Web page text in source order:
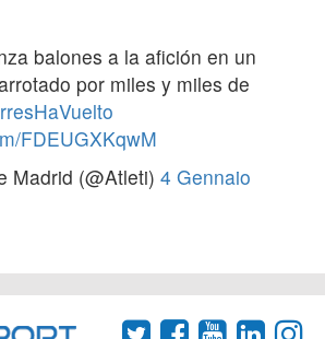
balones a la afición en un
por miles y miles de
FDEUGXKqwM
Madrid (@Atleti) 4 Gennaio